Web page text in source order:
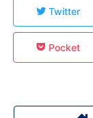
Twitter
Pocket